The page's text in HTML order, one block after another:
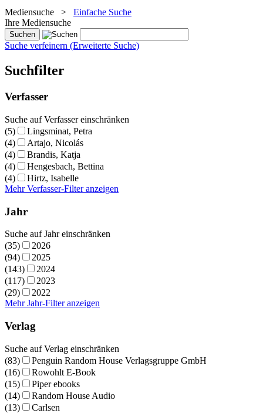
Mediensuche > Einfache Suche
Ihre Mediensuche
Suche verfeinern (Erweiterte Suche)
Suchfilter
Verfasser
Suche auf Verfasser einschränken
(5)
Lingsminat, Petra
(4)
Artajo, Nicolás
(4)
Brandis, Katja
(4)
Hengesbach, Bettina
(4)
Hirtz, Isabelle
Mehr Verfasser-Filter anzeigen
Jahr
Suche auf Jahr einschränken
(35)
2026
(94)
2025
(143)
2024
(117)
2023
(29)
2022
Mehr Jahr-Filter anzeigen
Verlag
Suche auf Verlag einschränken
(83)
Penguin Random House Verlagsgruppe GmbH
(16)
Rowohlt E-Book
(15)
Piper ebooks
(14)
Random House Audio
(13)
Carlsen